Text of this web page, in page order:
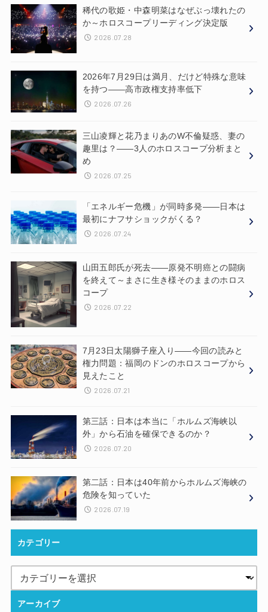
稀代の歌姫・中森明菜はなぜぶっ壊れたの
か～ホロスコープリーディング決定版
2026.07.28
2026年7月29日は満月、だけど特殊な意味
を持つ——高市政権支持率低下
2026.07.26
三山凌輝と花乃まりあのW不倫疑惑、妻の
趣里は？——3人のホロスコープ分析まと
め
2026.07.25
「エネルギー危機」が同時多発——日本は
最初にナフサショックがくる？
2026.07.24
山田五郎氏が死去——原発不明癌との闘病
を終えて～まさに生き様そのままのホロス
コープ
2026.07.22
7月23日太陽獅子座入り——今回の読みと
権力問題：福岡のドンのホロスコープから
見えたこと
2026.07.21
第三話：日本は本当に「ホルムズ海峡以
外」から石油を確保できるのか？
2026.07.20
第二話：日本は40年前からホルムズ海峡の
危険を知っていた
2026.07.19
カテゴリー
アーカイブ